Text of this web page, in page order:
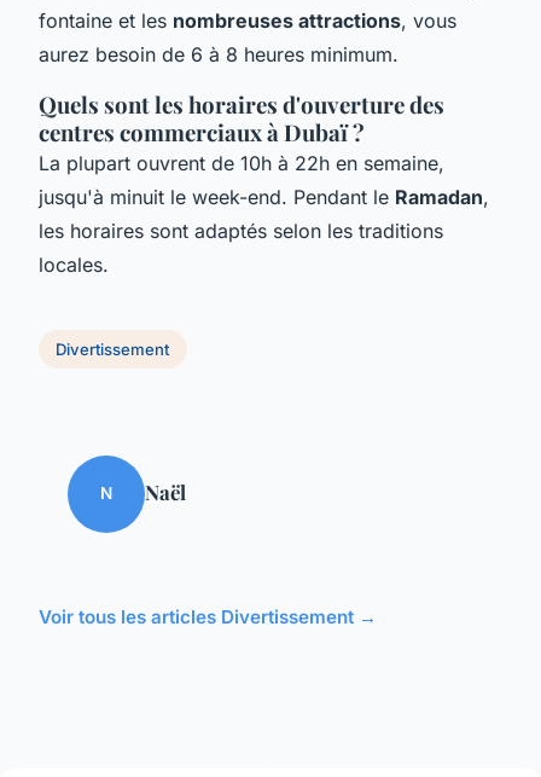
fontaine et les nombreuses attractions, vous
aurez besoin de 6 à 8 heures minimum.
Quels sont les horaires d'ouverture des
centres commerciaux à Dubaï ?
La plupart ouvrent de 10h à 22h en semaine,
jusqu'à minuit le week-end. Pendant le Ramadan,
les horaires sont adaptés selon les traditions
locales.
Divertissement
N Naël
Voir tous les articles Divertissement →